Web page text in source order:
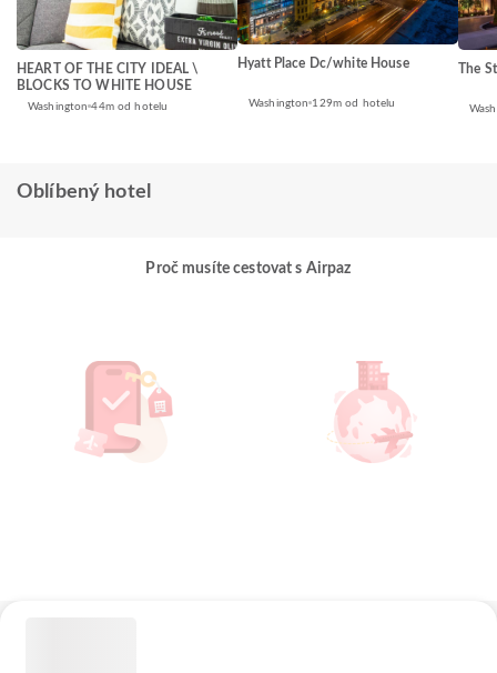
HEART OF THE CITY IDEAL \
BLOCKS TO WHITE HOUSE
Washington 44m od hotelu
Hyatt Place Dc/white House
Washington 129m od hotelu
The
Oblíbený hotel
Proč musíte cestovat s Airpaz